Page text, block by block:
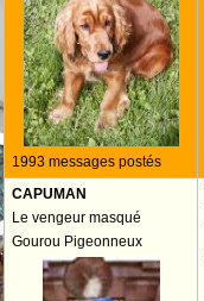
1993 messages postés
CAPUMAN
Le vengeur masqué
Gourou Pigeonneux